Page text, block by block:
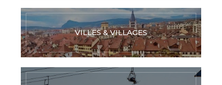
VILLES & VILLAGES